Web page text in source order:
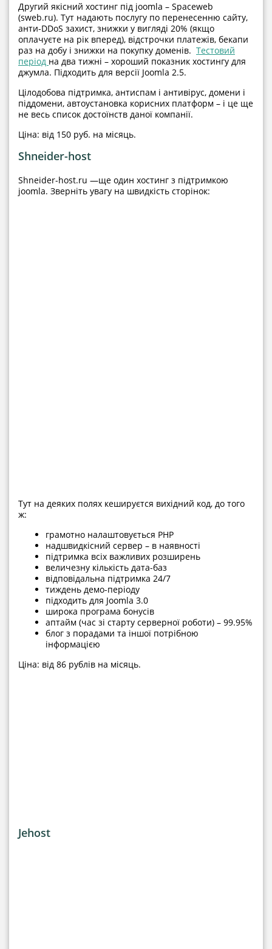
Другий якісний хостинг під joomla – Spaceweb
(sweb.ru). Тут надають послугу по перенесенню сайту,
анти-DDoS захист, знижки у вигляді 20% (якщо
оплачуєте на рік вперед), відстрочки платежів, бекапи
раз на добу і знижки на покупку доменів. Тестовий
період на два тижні – хороший показник хостингу для
джумла. Підходить для версії Joomla 2.5.
Цілодобова підтримка, антиспам і антивірус, домени і
піддомени, автоустановка корисних платформ – і це ще
не весь список достоїнств даної компанії.
Ціна: від 150 руб. на місяць.
Shneider-host
Shneider-host.ru —ще один хостинг з підтримкою
joomla. Зверніть увагу на швидкість сторінок:
Тут на деяких полях кешируєтся вихідний код, до того
ж:
грамотно налаштовується PHP
надшвидкісний сервер – в наявності
підтримка всіх важливих розширень
величезну кількість дата-баз
відповідальна підтримка 24/7
тиждень демо-періоду
підходить для Joomla 3.0
широка програма бонусів
аптайм (час зі старту серверної роботи) – 99.95%
блог з порадами та іншої потрібною
інформацією
Ціна: від 86 рублів на місяць.
Jehost